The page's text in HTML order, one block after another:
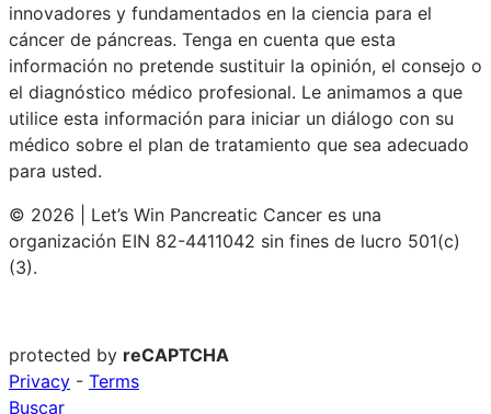
innovadores y fundamentados en la ciencia para el
cáncer de páncreas. Tenga en cuenta que esta
información no pretende sustituir la opinión, el consejo o
el diagnóstico médico profesional. Le animamos a que
utilice esta información para iniciar un diálogo con su
médico sobre el plan de tratamiento que sea adecuado
para usted.
© 2026 | Let’s Win Pancreatic Cancer es una
organización EIN 82-4411042 sin fines de lucro 501(c)
(3).
protected by reCAPTCHA
Privacy - Terms
Buscar